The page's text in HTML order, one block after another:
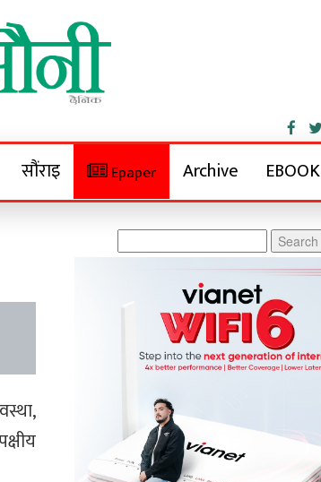
सौंराइ Epaper Archive EBOOK
for: